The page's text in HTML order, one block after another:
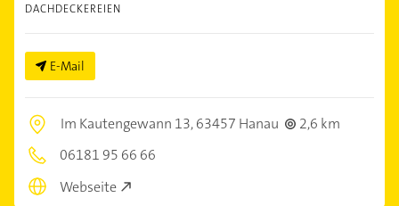
DACHDECKEREIEN
E-Mail
Im Kautengewann 13,63457 Hanau
2,6 km
06181 95 66 66
Webseite